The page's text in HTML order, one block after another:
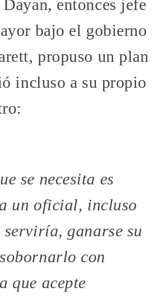
entonces jefe
bajo el gobierno
propuso un plan
incluso a su propio
se necesita es
un oficial, incluso
ganarse su
con
que acepte